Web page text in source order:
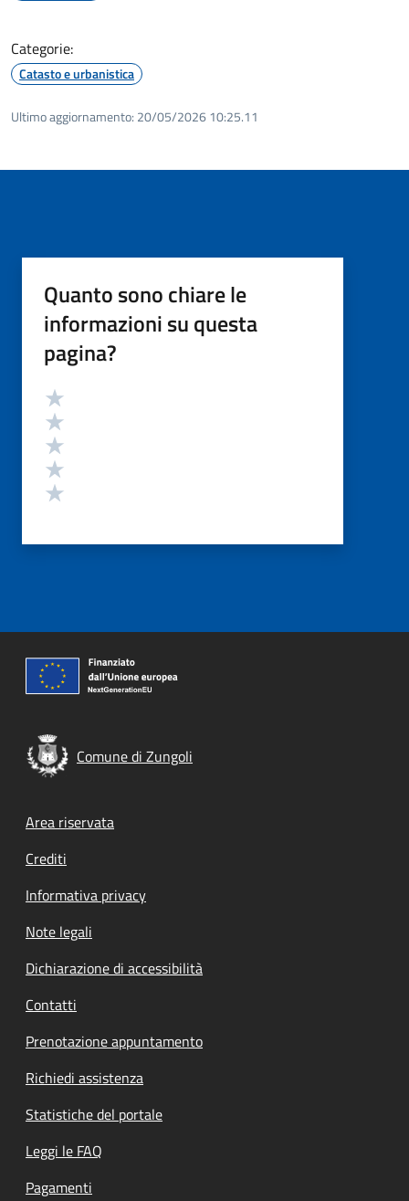
Categorie:
Catasto e urbanistica
Ultimo aggiornamento: 20/05/2026 10:25.11
Quanto sono chiare le
informazioni su questa
pagina?
Valutazione
Comune di Zungoli
Footer menu
Area riservata
Crediti
Informativa privacy
Note legali
Dichiarazione di accessibilità
Contatti
Prenotazione appuntamento
Richiedi assistenza
Statistiche del portale
Leggi le FAQ
Pagamenti